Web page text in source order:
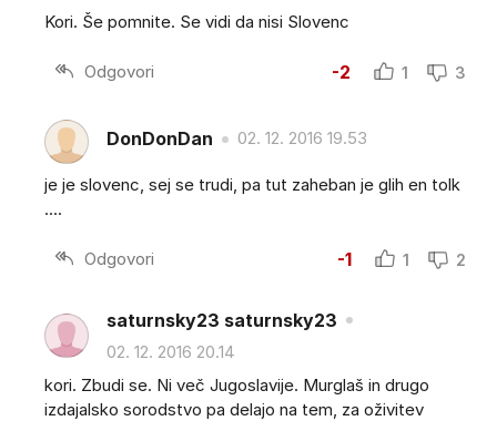
Kori. Še pomnite. Se vidi da nisi Slovenc
Odgovori -2 1 3
DonDonDan 02. 12. 2016 19.53
je je slovenc, sej se trudi, pa tut zaheban je glih en tolk
....
Odgovori -1 1 2
saturnsky23 saturnsky23
02. 12. 2016 20.14
kori. Zbudi se. Ni več Jugoslavije. Murglaš in drugo
izdajalsko sorodstvo pa delajo na tem, za oživitev